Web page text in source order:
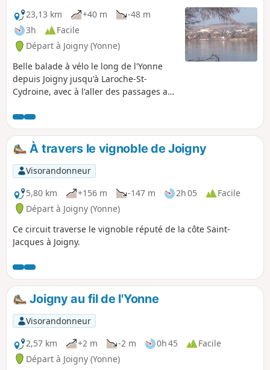
23,13 km
+40 m
-48 m
3h
Facile
Départ à Joigny (Yonne)
Belle balade à vélo le long de l'Yonne
depuis Joigny jusqu'à Laroche-St-
Cydroine, avec à l'aller des passages au
au retour, un grand plat et le passage
par plusieurs écluses.
À travers le vignoble de Joigny
Visorandonneur
5,80 km
+156 m -147 m 2h 05
Facile
Départ à Joigny (Yonne)
Ce circuit traverse le vignoble réputé de la côte Saint-
Jacques à Joigny.
Joigny au fil de l'Yonne
Visorandonneur
2,57 km
+2 m -2 m 0h 45
Facile
Départ à Joigny (Yonne)